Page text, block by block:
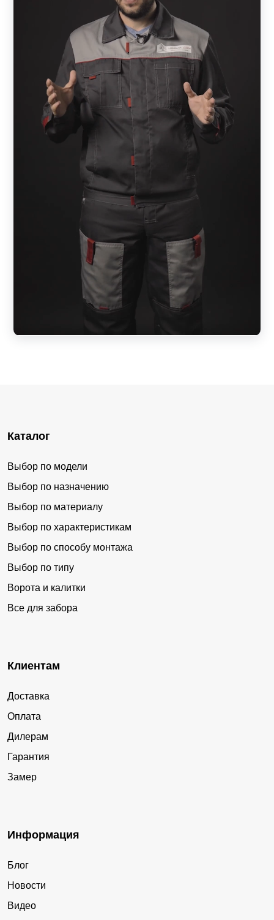
Каталог
Выбор по модели
Выбор по назначению
Выбор по материалу
Выбор по характеристикам
Выбор по способу монтажа
Выбор по типу
Ворота и калитки
Все для забора
Клиентам
Доставка
Оплата
Дилерам
Гарантия
Замер
Информация
Блог
Новости
Видео